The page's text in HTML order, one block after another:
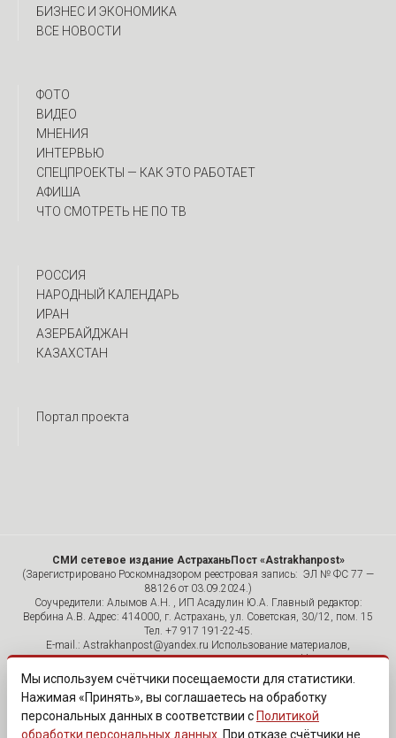
БИЗНЕС И ЭКОНОМИКА
ВСЕ НОВОСТИ
ФОТО
ВИДЕО
МНЕНИЯ
ИНТЕРВЬЮ
CПЕЦПРОЕКТЫ — КАК ЭТО РАБОТАЕТ
АФИША
ЧТО СМОТРЕТЬ НЕ ПО ТВ
РОССИЯ
НАРОДНЫЙ КАЛЕНДАРЬ
ИРАН
АЗЕРБАЙДЖАН
КАЗАХСТАН
Портал проекта
СМИ сетевое издание АстраханьПост «Astrakhanpost»
(Зарегистрировано Роскомнадзором реестровая запись: ЭЛ № ФС 77 —
88126 от 03.09.2024.)
Соучредители: Алымов А.Н. , ИП Асадулин Ю.А. Главный редактор:
Вербина А.В. Адрес: 414000, г. Астрахань, ул. Советская, 30/12, пом. 15
Тел. +7 917 191-22-45.
E-mail.: Astrakhanpost@yandex.ru Использование материалов,
размещенных на страницах сетевого издания «Astrakhanpost»,
допускается исключительно с указанием источника и публикацией
активной гиперссылки на портал Astrakhanpost.ru. Комментарии
читателей сайта размещаются без предварительного редактирования.
Редакция оставляет за собой право удалить их с сайта или
отредактировать, если указанные сообщения нарушают законы РФ.
Мы используем счётчики посещаемости для статистики.
Нажимая «Принять», вы соглашаетесь на обработку
персональных данных в соответствии с Политикой
обработки персональных данных . При отказе счётчики не